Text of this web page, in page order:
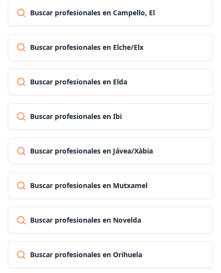
Buscar profesionales en Campello, El
Buscar profesionales en Elche/Elx
Buscar profesionales en Elda
Buscar profesionales en Ibi
Buscar profesionales en Jávea/Xàbia
Buscar profesionales en Mutxamel
Buscar profesionales en Novelda
Buscar profesionales en Orihuela